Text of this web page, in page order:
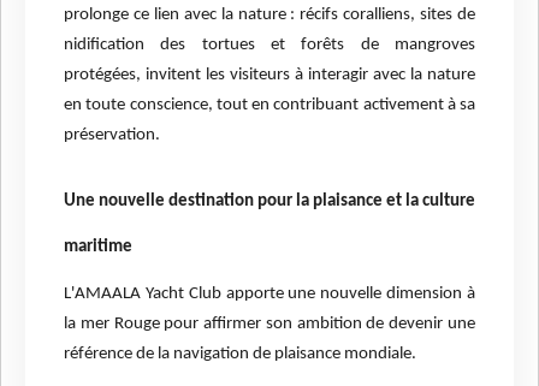
prolonge ce lien avec la nature : récifs coralliens, sites de
nidification des tortues et forêts de mangroves
protégées, invitent les visiteurs à interagir avec la nature
en toute conscience, tout en contribuant activement à sa
préservation.
Une nouvelle destination pour la plaisance et la culture
maritime
L'AMAALA Yacht Club apporte une nouvelle dimension à
la mer Rouge pour affirmer son ambition de devenir une
référence de la navigation de plaisance mondiale.